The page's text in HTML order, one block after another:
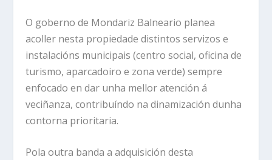
O goberno de Mondariz Balneario planea
acoller nesta propiedade distintos servizos e
instalacións municipais (centro social, oficina de
turismo, aparcadoiro e zona verde) sempre
enfocado en dar unha mellor atención á
veciñanza, contribuíndo na dinamización dunha
contorna prioritaria.
Pola outra banda a adquisición desta